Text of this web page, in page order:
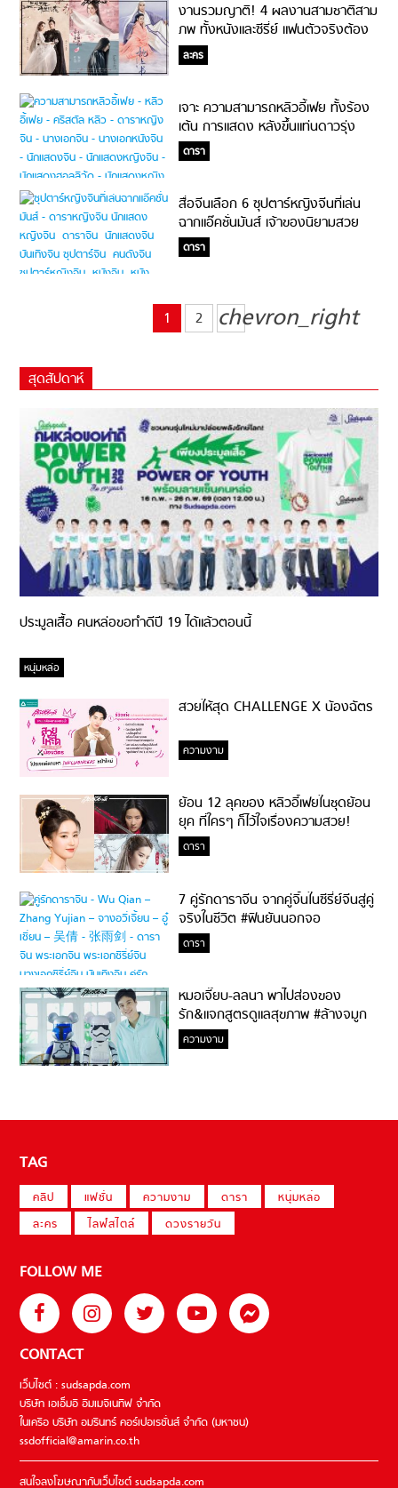
งานรวมญาติ! 4 ผลงานสามชาติสาม
ภพ ทั้งหนังและซีรี่ย์ แฟนตัวจริงต้อง
เก็บให้ครบ!!
ละคร
เจาะ ความสามารถหลิวอี้เฟย ทั้งร้อง
เต้น การแสดง หลังขึ้นแท่นดาวรุ่ง
ของฮอลลีวู้ด!!
ดารา
สื่อจีนเลือก 6 ซุปตาร์หญิงจีนที่เล่น
ฉากแอ๊คชั่นมันส์ เจ้าของนิยามสวย
เผ็ด ดุที่แท้ทรู!
ดารา
1 2 chevron_right
สุดสัปดาห์
ประมูลเสื้อ คนหล่อขอทำดีปี 19 ได้แล้วตอนนี้
หนุ่มหล่อ
สวยให้สุด CHALLENGE X น้องฉัตร
ความงาม
ย้อน 12 ลุคของ หลิวอี้เฟยในชุดย้อน
ยุค ที่ใครๆ ก็ไว้ใจเรื่องความสวย!
ดารา
7 คู่รักดาราจีน จากคู่จิ้นในซีรี่ย์จีนสู่คู่
จริงในชีวิต #ฟินยันนอกจอ
ดารา
หมอเจี๊ยบ-ลลนา พาไปส่องของ
รัก&แจกสูตรดูแลสุขภาพ #ล้างจมูก
ไม่ยากจะสอนให้
ความงาม
TAG
คลิป แฟชั่น ความงาม ดารา
หนุ่มหล่อ
ละคร
ไลฟ์สไตล์ ดวงรายวัน
FOLLOW ME
CONTACT
เว็บไซต์ : sudsapda.com
บริษัท เอเอ็มอี อิมเมจิเนทีฟ จำกัด
ในเครือ บริษัท อมรินทร์ คอร์เปอเรชั่นส์ จำกัด (มหาชน)
ssdofficial@amarin.co.th
สนใจลงโฆษณากับเว็บไซต์ sudsapda.com